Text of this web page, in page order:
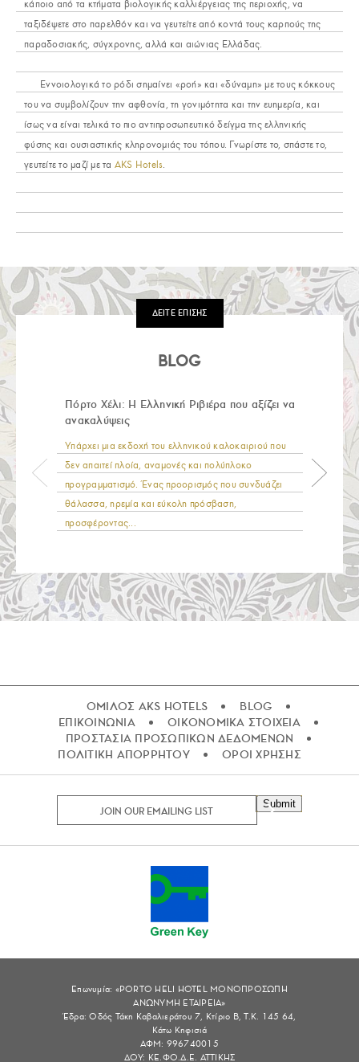
κάποιo από τα κτήματα βιολογικής καλλιέργειας της περιοχής, να
ταξιδέψετε στο παρελθόν και να γευτείτε από κοντά τους καρπούς της
παραδοσιακής, σύγχρονης, αλλά και αιώνιας Ελλάδας.
Εννοιολογικά το ρόδι σημαίνει «ροή» και «δύναμη» με τους κόκκους
του να συμβολίζουν την αφθονία, τη γονιμότητα και την ευημερία, και
ίσως να είναι τελικά το πιο αντιπροσωπευτικό δείγμα της ελληνικής
φύσης και ουσιαστικής κληρονομιάς του τόπου. Γνωρίστε το, σπάστε το,
γευτείτε το μαζί με τα AKS Hotels.
ΔΕΙΤΕ ΕΠΙΣΗΣ
BLOG
Πόρτο Χέλι: Η Ελληνική Ριβιέρα που αξίζει να
ανακαλύψεις
Υπάρχει μια εκδοχή του ελληνικού καλοκαιριού που
δεν απαιτεί πλοία, αναμονές και πολύπλοκο
προγραμματισμό. Ένας προορισμός που συνδυάζει
θάλασσα, ηρεμία και εύκολη πρόσβαση,
προσφέροντας...
ΟΜΙΛΟΣ AKS HOTELS
BLOG
ΕΠΙΚΟΙΝΩΝΙΑ
ΟΙΚΟΝΟΜΙΚΑ ΣΤΟΙΧΕΙΑ
ΠΡΟΣΤΑΣΙΑ ΠΡΟΣΩΠΙΚΩΝ ΔΕΔΟΜΕΝΩΝ
ΠΟΛΙΤΙΚΗ ΑΠΟΡΡΗΤΟΥ
ΟΡΟΙ ΧΡΗΣΗΣ
Submit
Επωνυμία: «PORTO HELI HOTEL ΜΟΝΟΠΡΟΣΩΠΗ
ΑΝΩΝΥΜΗ ΕΤΑΙΡΕΙΑ»
Έδρα: Οδός Τάκη Καβαλιεράτου 7, Κτίριο Β, Τ.Κ. 145 64,
Κάτω Κηφισιά
ΑΦΜ: 996740015
ΔΟΥ: ΚΕ.ΦΟ.Δ.Ε. ΑΤΤΙΚΗΣ